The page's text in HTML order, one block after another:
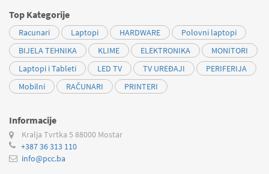
Top Kategorije
Racunari Laptopi HARDWARE
Polovni laptopi
BIJELA TEHNIKA
KLIME ELEKTRONIKA
MONITORI
Laptopi i Tableti
LED TV TV UREĐAJI
PERIFERIJA
Mobilni
RAČUNARI PRINTERI
Informacije
Kralja Tvrtka 5 88000 Mostar
+387 36 313 110
info@pcc.ba